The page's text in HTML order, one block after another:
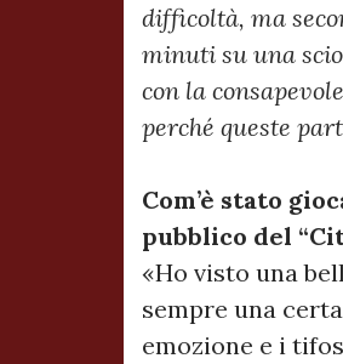
difficoltà, ma
minuti su una
con la
perché queste
Com’è stato
pubblico del
«Ho visto una
sempre una
emozione e i